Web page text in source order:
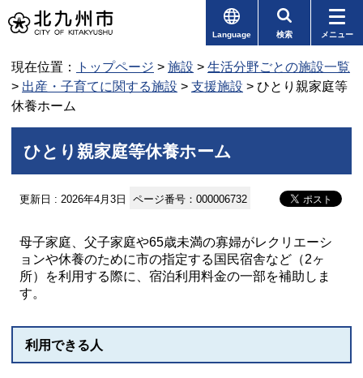
Language 検索 メニュー
現在位置： トップページ > 施設 > 生活分野ごとの施設一覧
> 出産・子育てに関する施設 > 支援施設 > ひとり親家庭等
休養ホーム
ひとり親家庭等休養ホーム
更新日 : 2026年4月3日 ページ番号：000006732
母子家庭、父子家庭や65歳未満の寡婦がレクリエーシ
ョンや休養のために市の指定する国民宿舎など（2ヶ
所）を利用する際に、宿泊利用料金の一部を補助しま
す。
利用できる人